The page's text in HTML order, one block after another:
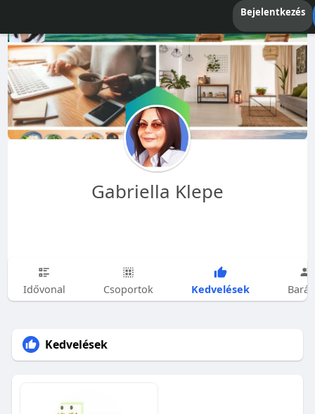
Bejelentkezés
Gabriella Klepe
Idővonal Csoportok Kedvelések
Kedvelések